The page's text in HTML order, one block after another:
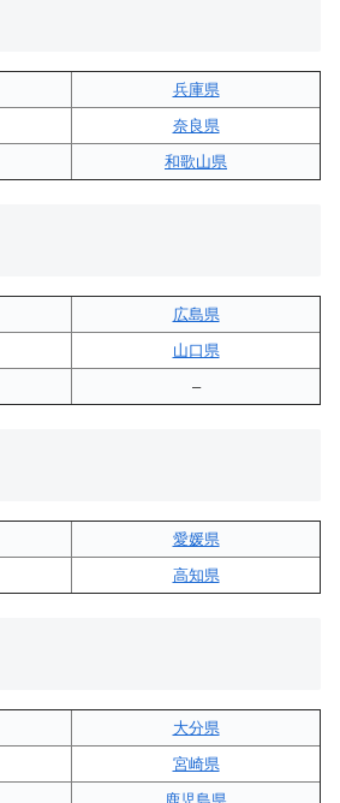
兵庫県
奈良県
和歌山県
広島県
山口県
–
愛媛県
高知県
大分県
宮崎県